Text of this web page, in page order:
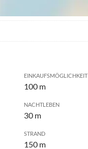
EINKAUFSMÖGLICHKEIT
100 m
NACHTLEBEN
30 m
STRAND
150 m